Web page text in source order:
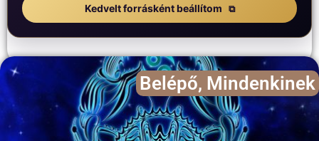
Kedvelt forrásként beállítom
Belépő, Mindenkinek